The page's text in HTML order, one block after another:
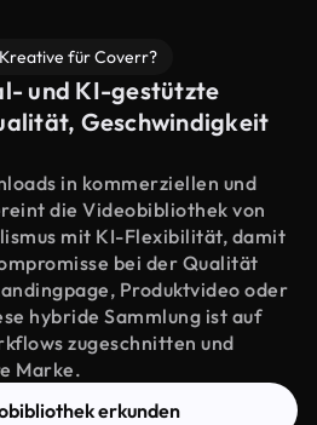
für Coverr?
und KI-gestützte
Geschwindigkeit
in kommerziellen und
die Videobibliothek von
mit KI-Flexibilität, damit
bei der Qualität
Produktvideo oder
hybride Sammlung ist auf
zugeschnitten und
Marke.
erkunden